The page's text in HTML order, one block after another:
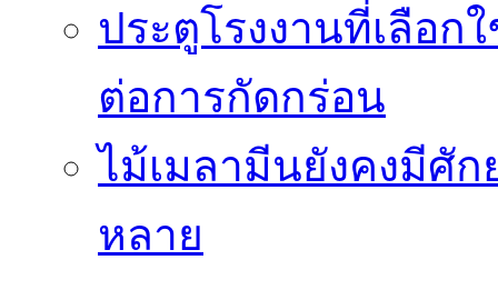
ประตูโรงงานที่เลือ
ต่อการกัดกร่อน
ไม้เมลามีนยังคงมีศั
หลาย